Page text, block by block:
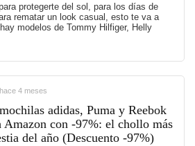
protegerte del sol, para los días de
rematar un look casual, esto te va a
modelos de Tommy Hilfiger, Helly
hace 4 meses
adidas, Puma y Reebok
Amazon con -97%: el chollo más
del año (Descuento -97%)